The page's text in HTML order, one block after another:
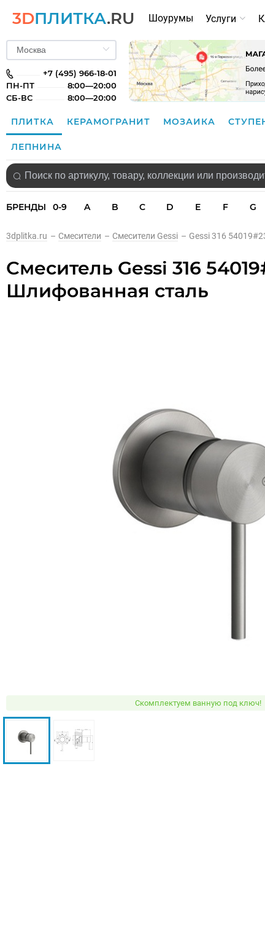
3DПЛИТКА.RU Шоурумы Услуги
+7 (495) 966-18-01
ПН-ПТ
8:00—20:00
СБ-ВС
8:00—20:00
ПЛИТКА КЕРАМОГРАНИТ МОЗАИКА
ЛЕПНИНА
БРЕНДЫ 0-9 A B C D E F G
3dplitka.ru – Смесители – Смесители Gessi – Gessi 316
Смеситель Gessi 316
Шлифованная сталь
Скомплектуем ванную под ключ!